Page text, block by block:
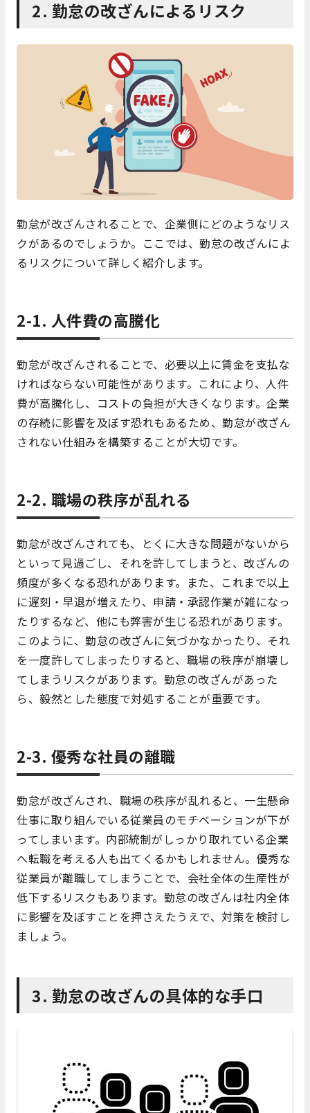
2. 勤怠の改ざんによるリスク
勤怠が改ざんされることで、企業側にどのようなリス
クがあるのでしょうか。ここでは、勤怠の改ざんによ
るリスクについて詳しく紹介します。
2-1. 人件費の高騰化
勤怠が改ざんされることで、必要以上に賃金を支払な
ければならない可能性があります。これにより、人件
費が高騰化し、コストの負担が大きくなります。企業
の存続に影響を及ぼす恐れもあるため、勤怠が改ざん
されない仕組みを構築することが大切です。
2-2. 職場の秩序が乱れる
勤怠が改ざんされても、とくに大きな問題がないから
といって見過ごし、それを許してしまうと、改ざんの
頻度が多くなる恐れがあります。また、これまで以上
に遅刻・早退が増えたり、申請・承認作業が雑になっ
たりするなど、他にも弊害が生じる恐れがあります。
このように、勤怠の改ざんに気づかなかったり、それ
を一度許してしまったりすると、職場の秩序が崩壊し
てしまうリスクがあります。勤怠の改ざんがあった
ら、毅然とした態度で対処することが重要です。
2-3. 優秀な社員の離職
勤怠が改ざんされ、職場の秩序が乱れると、一生懸命
仕事に取り組んでいる従業員のモチベーションが下が
ってしまいます。内部統制がしっかり取れている企業
へ転職を考える人も出てくるかもしれません。優秀な
従業員が離職してしまうことで、会社全体の生産性が
低下するリスクもあります。勤怠の改ざんは社内全体
に影響を及ぼすことを押さえたうえで、対策を検討し
ましょう。
3. 勤怠の改ざんの具体的な手口